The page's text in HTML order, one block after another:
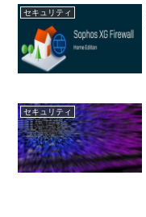
セキュリティ
セキュリティ